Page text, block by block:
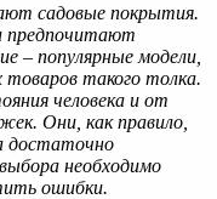
садовые покрытия.
предпочитают
– популярные модели,
товаров такого толка.
человека и от
Они, как правило,
достаточно
необходимо
ошибки.